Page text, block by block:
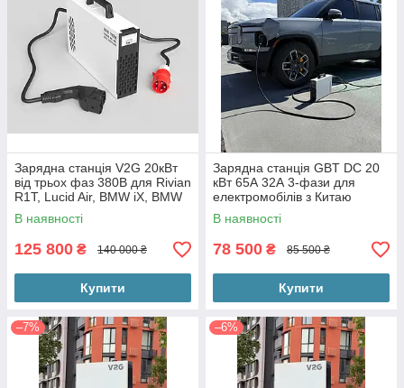
Зарядна станція V2G 20кВт
від трьох фаз 380В для Rivian
R1T, Lucid Air, BMW iX, BMW
i4 CCS 1 CCS 2 DC
В наявності
125 800 ₴ 140 000 ₴
Купити
Зарядна станція GBT DC 20
кВт 65А 32А 3-фази для
електромобілів з Китаю
В наявності
78 500 ₴ 85 500 ₴
Купити
–7% –6%